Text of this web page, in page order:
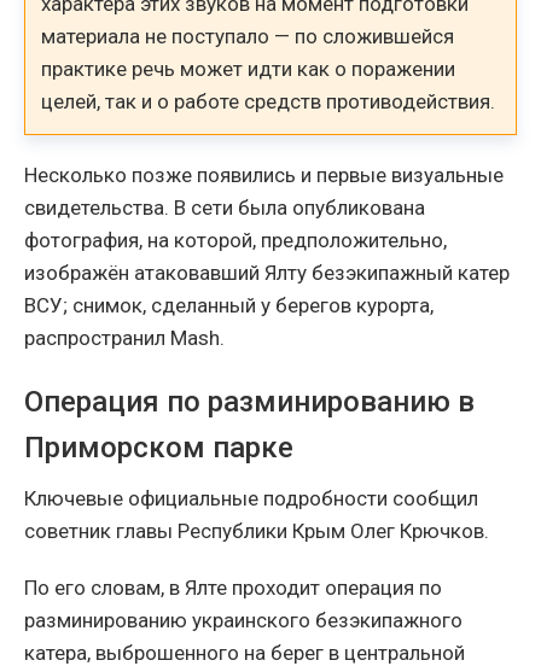
материала не поступало — по сложившейся
практике речь может идти как о поражении
целей, так и о работе средств противодействия.
Несколько позже появились и первые визуальные
свидетельства. В сети была опубликована
фотография, на которой, предположительно,
изображён атаковавший Ялту безэкипажный катер
ВСУ; снимок, сделанный у берегов курорта,
распространил Mash.
Операция по разминированию в
Приморском парке
Ключевые официальные подробности сообщил
советник главы Республики Крым Олег Крючков.
По его словам, в Ялте проходит операция по
разминированию украинского безэкипажного
катера, выброшенного на берег в центральной